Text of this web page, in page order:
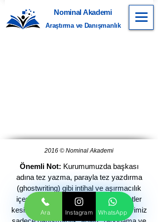
Nominal Akademi
Araştırma ve Danışmanlık
2016 © Nominal Akademi
Önemli Not: Kurumumuzda başkası
adına tez yazma, parayla tez yazdırma
(ghostwriting) gibi intihal ve aşırmacılık
içeren, etik ve yasal olmayan hizmetler
kesinlikle sunulmamaktadır. Hizmetlerimiz
Ara Instagram WhatsApp